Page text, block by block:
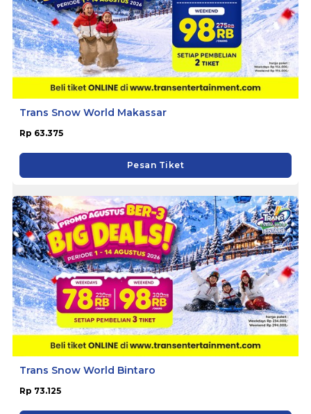
Trans Snow World Makassar
Rp 63.375
Pesan Tiket
Trans Snow World Bintaro
Rp 73.125